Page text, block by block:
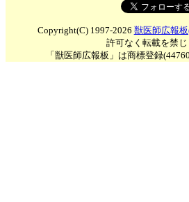
Copyright(C) 1997-2026 獣医師広報
許可なく転載を禁じ
「獣医師広報板」は商標登録